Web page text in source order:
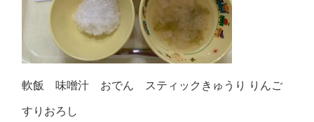
軟飯 味噌汁 おでん スティックきゅうり りんご
すりおろし